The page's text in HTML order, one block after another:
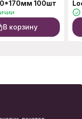
100шт
В корзину